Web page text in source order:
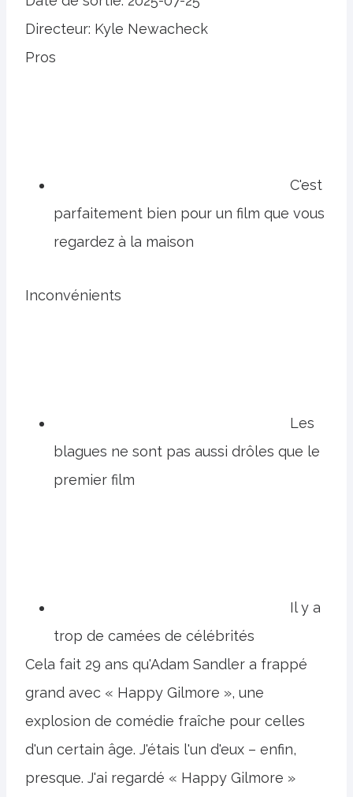
Directeur: Kyle Newacheck
Pros
C'est
parfaitement bien pour un film que vous
regardez à la maison
Inconvénients
Les
blagues ne sont pas aussi drôles que le
premier film
Il y a
trop de camées de célébrités
Cela fait 29 ans qu'Adam Sandler a frappé
grand avec « Happy Gilmore », une
explosion de comédie fraîche pour celles
d'un certain âge. J'étais l'un d'eux – enfin,
presque. J'ai regardé « Happy Gilmore »